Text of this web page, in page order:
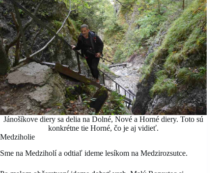
Jánošíkove diery sa delia na Dolné, Nové a Horné diery. Toto sú
konkrétne tie Horné, čo je aj vidieť.
Medziholie
Sme na Medziholí a odtiaľ ideme lesíkom na Medzirozsutce.